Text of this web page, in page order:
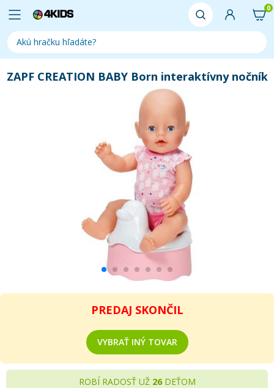
0
ZAPF CREATION BABY Born interaktívny nočník
PREDAJ SKONČIL
VYBRAŤ INÝ TOVAR
ROBÍ RADOSŤ UŽ 26DEŤOM